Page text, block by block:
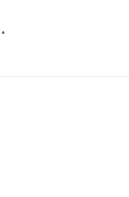
*